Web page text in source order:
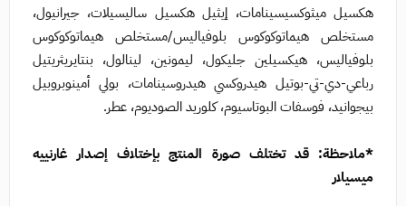
هكسيل ميثوكسيسينامات، إيثيل هكسيل ساليسيلات، جيرانيول،
مستخلص هيماتوكوكوس بلوفياليس/مستخلص هيماتوكوكوس
بلوفياليس، هيكسيلين جليكول، ليمونين، لينالول، بنتايريثريتيل
رباعي-دي-تي-بوتيل هيدروكسي هيدروسينامات، بولي أمينوبروبيل
بيجوانيد، فوسفات البوتاسيوم، كلوريد الصوديوم، عطر.
*ملاحظة: قد تختلف صورة المنتج بإختلاف إصدار غارنييه
ميسيلار